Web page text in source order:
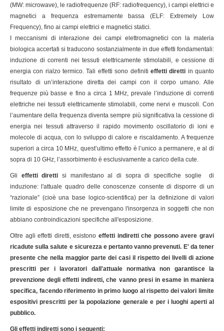
(MW: microwave), le radiofrequenze (RF: radiofrequency), i campi elettrici e
magnetici a frequenza estremamente bassa (ELF: Extremely Low
Frequency), fino ai campi elettrici e magnetici statici.
I meccanismi di interazione dei campi elettromagnetici con la materia
biologica accertati si traducono sostanzialmente in due effetti fondamentali:
induzione di correnti nei tessuti elettricamente stimolabili, e cessione di
energia con rialzo termico. Tali effetti sono definiti effetti diretti in quanto
risultato di un’interazione diretta dei campi con il corpo umano. Alle
frequenze più basse e fino a circa 1 MHz, prevale l’induzione di correnti
elettriche nei tessuti elettricamente stimolabili, come nervi e muscoli. Con
l’aumentare della frequenza diventa sempre più significativa la cessione di
energia nei tessuti attraverso il rapido movimento oscillatorio di ioni e
molecole di acqua, con lo sviluppo di calore e riscaldamento. A frequenze
superiori a circa 10 MHz, quest’ultimo effetto è l’unico a permanere, e al di
sopra di 10 GHz, l’assorbimento è esclusivamente a carico della cute.
Gli effetti direttisi manifestano al di sopra di specifiche soglie di
induzione: l'attuale quadro delle conoscenze consente di disporre di un
“razionale” (cioè una base logico-scientifica) per la definizione di valori
limite di esposizione che ne prevengano l'insorgenza in soggetti che non
abbiano controindicazioni specifiche all'esposizione.
Oltre agli effetti diretti, esistono effetti indiretti che possono avere gravi
ricadute sulla salute e sicurezza e pertanto vanno prevenuti. E' da tener
presente che nella maggior parte dei casi il rispetto dei livelli di azione
prescritti per i lavoratori dall'attuale normativa non garantisce la
prevenzione degli effetti indiretti, che vanno presi in esame in maniera
specifica, facendo riferimento in primo luogo al rispetto dei valori limite
espositivi prescritti per la popolazione generale e per i luoghi aperti al
pubblico.
Gli effetti indiretti sono i seguenti: